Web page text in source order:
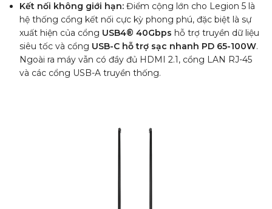
Kết nối không giới hạn: Điểm cộng lớn cho Legion 5 là
hệ thống cổng kết nối cực kỳ phong phú, đặc biệt là sự
xuất hiện của cổng USB4® 40Gbps hỗ trợ truyền dữ liệu
siêu tốc và cổng USB-C hỗ trợ sạc nhanh PD 65-100W.
Ngoài ra máy vẫn có đầy đủ HDMI 2.1, cổng LAN RJ-45
và các cổng USB-A truyền thống.